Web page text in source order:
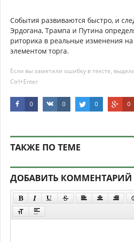
События развиваются быстро, и
Эрдогана, Трампа и Путина
риторика в реальные изменения на
элементом торга.
Если вы заметили ошибку в тексте,
Ctrl+Enter
0 0 0 0
ТАКЖЕ ПО ТЕМЕ
ДОБАВИТЬ КОММЕНТАРИЙ